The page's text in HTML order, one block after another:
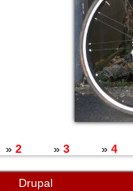
2 3 4
Drupal